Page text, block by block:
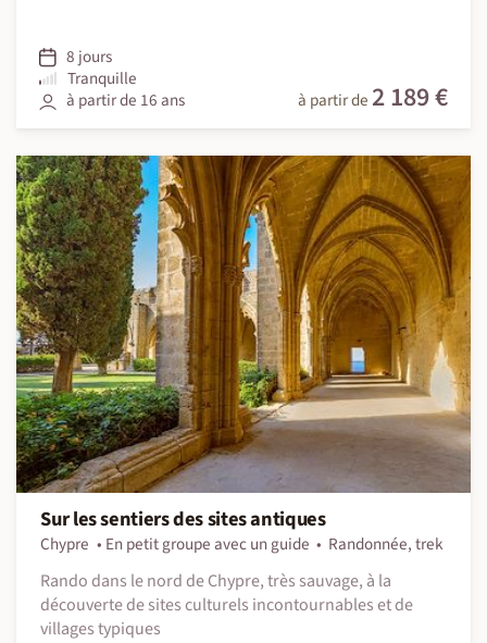
8 jours
Tranquille
à partir de 16 ans
à partir de 2 189 €
Sur les sentiers des sites antiques
Chypre En petit groupe avec un guide
Randonnée, trek
Rando dans le nord de Chypre, très sauvage, à la
découverte de sites culturels incontournables et de
villages typiques